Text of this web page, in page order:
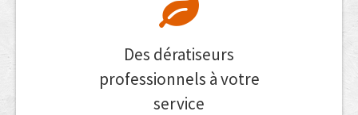
Des dératiseurs
professionnels à votre
service